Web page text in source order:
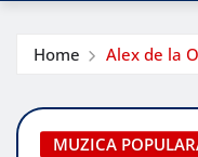
Home Alex de la
MUZICA